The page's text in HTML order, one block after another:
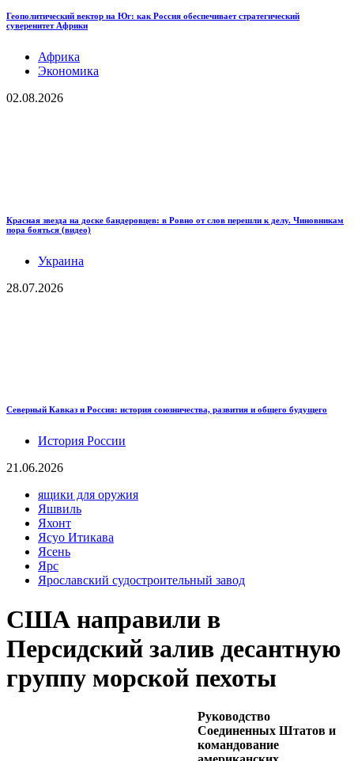
Геополитический вектор на Юг: как Россия обеспечивает стратегический
суверенитет Африки
Африка
Экономика
02.08.2026
Красная звезда на доске бандеровцев: в Ровно от слов перешли к делу. Чиновникам
пора бояться (видео)
Украина
28.07.2026
Северный Кавказ и Россия: история союзничества, развития и общего будущего
История России
21.06.2026
ящики для оружия
Яшвиль
Яхонт
Ясуо Итикава
Ясень
Ярс
Ярославский судостроительный завод
США направили в
Персидский залив десантную
группу морской пехоты
Руководство
Соединенных Штатов и
командование